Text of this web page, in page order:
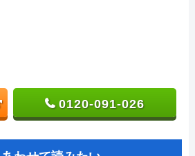
0120-091-026